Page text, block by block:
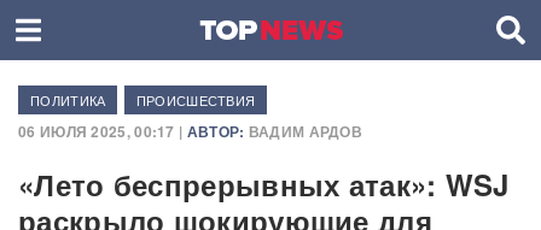
ПОЛИТИКА ПРОИСШЕСТВИЯ
06 ИЮЛЯ 2025, 00:17 | АВТОР: ВАДИМ АРДОВ
«Лето беспрерывных атак»: WSJ
раскрыло шокирующие для